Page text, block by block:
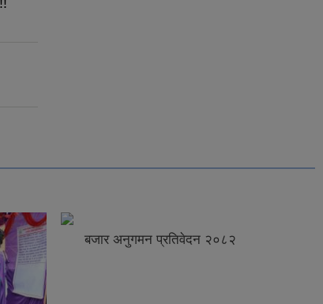
कर्मचारीको दरबन्दी तेरिज